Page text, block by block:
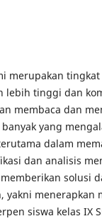
merupakan
lebih tinggi dan
membaca dan
yang
dalam
dan analisis
solusi
yakni menerapkan
siswa kelas IX